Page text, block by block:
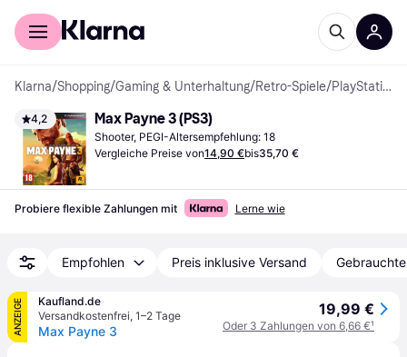
Für Shopper
Klarna/Shopping/Gaming & Unterhaltung/Retro-Spiele/ PlayStation 3-Spiel
4,2 Max Payne 3 (PS3)
Shooter, PEGI-Altersempfehlung: 18
Vergleiche Preise von14,90 €bis35,70 €
Probiere flexible Zahlungen mit Lerne wie
Empfohlen Preis inklusive Versand
ANZEIGE
Kaufland.de
Versandkostenfrei, 1–2 Tage
Max Payne 3
19,99 €
Oder 3 Zahlungen von 6,66 €¹